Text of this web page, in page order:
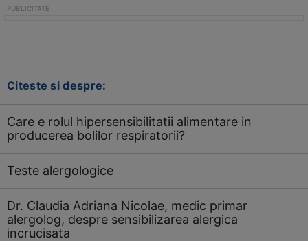
Citeste si despre:
Care e rolul hipersensibilitatii alimentare in
producerea bolilor respiratorii?
Teste alergologice
Dr. Claudia Adriana Nicolae, medic primar
alergolog, despre sensibilizarea alergica
incrucisata